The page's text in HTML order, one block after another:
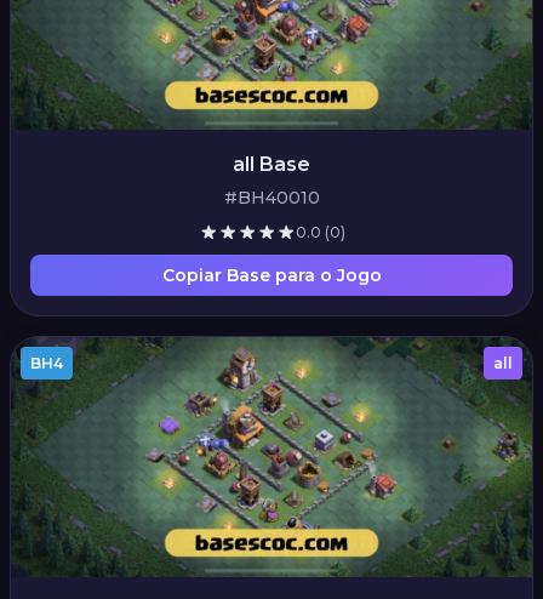
all Base
#BH40010
0.0 (0)
Copiar Base para o Jogo
BH4 all